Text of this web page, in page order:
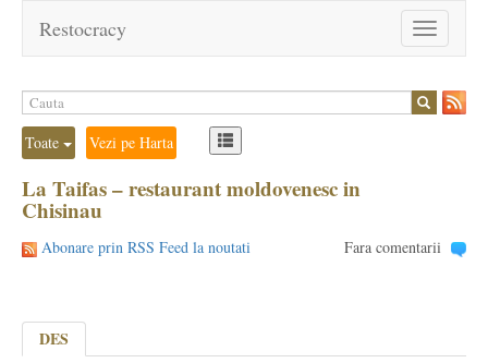
Toggle
navigation
Restocracy
Toate Vezi pe Harta
La Taifas – restaurant moldovenesc in
Chisinau
Abonare prin RSS Feed la noutati Fara comentarii
DES